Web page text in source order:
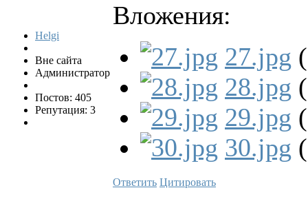
Helgi
Вне сайта
Администратор
Постов: 405
Репутация: 3
Вложения:
27.jpg
28.jpg
29.jpg
30.jpg
Ответить Цитировать